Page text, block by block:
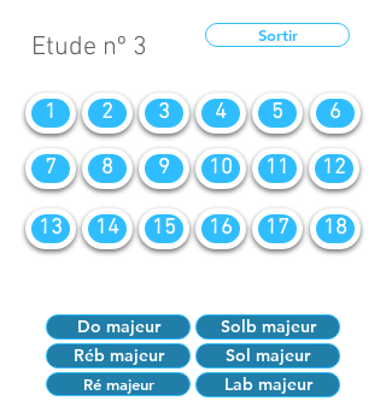
Etude nº 3 Sortir
1 2 3 4 5 6
7 8 9 10 11 12
13 14 15 16 17 18
Do majeur
Solb majeur
Réb majeur
Sol majeur
Ré majeur
Lab majeur